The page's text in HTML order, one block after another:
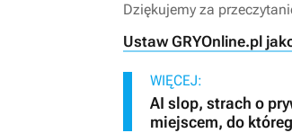
Dziękujemy za
Ustaw GRYOnline.pl
WIĘCEJ:
AI slop, strach o
miejscem, do